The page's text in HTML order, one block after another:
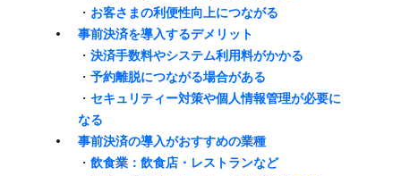
・ ​お客さまの​利便性向上に​つながる
事前決済を​導入する​デメリット
・ 決済手数料や​システム利用料が​かかる
・ 予約離脱に​つながる​場合が​ある
・ セキュリティー対策や​個人情報管理が​必要に​
なる
事前決済の​導入が​おすすめの​業種
・ 飲​食業：飲食店・レストランなど